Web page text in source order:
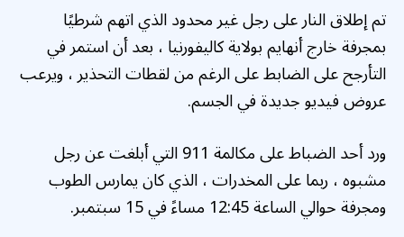
تم إطلاق النار على رجل غير محدود الذي اتهم شرطيًا
بمجرفة خارج أنهايم بولاية كاليفورنيا ، بعد أن استمر في
التأرجح على الضابط على الرغم من لقطات التحذير ، ويرعب
عروض فيديو جديدة في الجسم.
ورد أحد الضباط على مكالمة 911 التي أبلغت عن رجل
مشبوه ، ربما على المخدرات ، الذي كان يمارس الطوب
ومجرفة حوالي الساعة 12:45 مساءً في 15 سبتمبر.